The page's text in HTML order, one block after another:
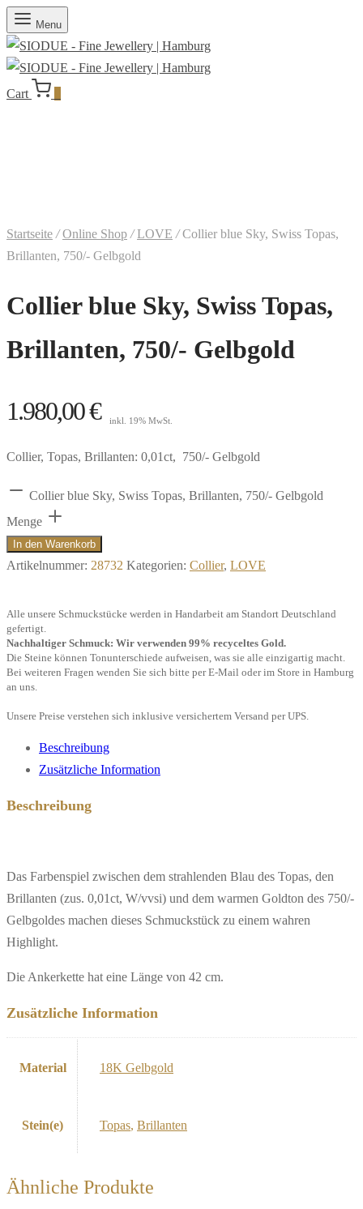
Menu
Cart
Startseite / Online Shop / LOVE /Collier blue Sky, Swiss Topas,
Brillanten, 750/- Gelbgold
Collier blue Sky, Swiss Topas,
Brillanten, 750/- Gelbgold
1.980,00€ inkl. 19% MwSt.
Collier, Topas, Brillanten: 0,01ct, 750/- Gelbgold
Collier blue Sky, Swiss Topas, Brillanten, 750/- Gelbgold
Menge
In den Warenkorb
Artikelnummer: 28732 Kategorien: Collier, LOVE
Alle unsere Schmuckstücke werden in Handarbeit am Standort Deutschland
gefertigt.
Nachhaltiger Schmuck: Wir verwenden 99% recyceltes Gold.
Die Steine können Tonunterschiede aufweisen, was sie alle einzigartig macht.
Bei weiteren Fragen wenden Sie sich bitte per E-Mail oder im Store in Hamburg
an uns.
Unsere Preise verstehen sich inklusive versichertem Versand per UPS.
Beschreibung
Zusätzliche Information
Beschreibung
Das Farbenspiel zwischen dem strahlenden Blau des Topas, den
Brillanten (zus. 0,01ct, W/vvsi) und dem warmen Goldton des 750/-
Gelbgoldes machen dieses Schmuckstück zu einem wahren
Highlight.
Die Ankerkette hat eine Länge von 42 cm.
Zusätzliche Information
Material 18K Gelbgold
Stein(e) Topas, Brillanten
Ähnliche Produkte